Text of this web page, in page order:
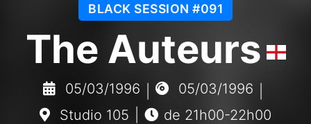
BLACK SESSION #091
The Auteurs
05/03/1996 05/03/1996
Studio 105
de 21h00-22h00